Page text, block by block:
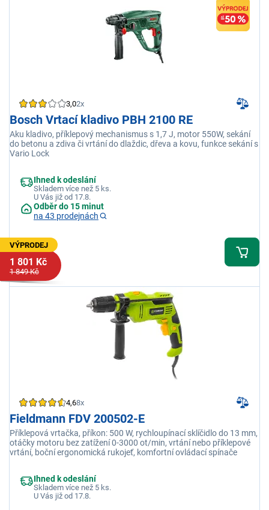
3,02x
Bosch Vrtací kladivo PBH 2100 RE
Aku kladivo, příklepový mechanismus s 1,7 J, motor 550W, sekání
do betonu a zdiva či vrtání do dlaždic, dřeva a kovu, funkce sekání s
Vario Lock
Ihned k odeslání
Skladem více než 5 ks.
U Vás již od 17.8.
Odběr do 15 minut
na 43 prodejnách
VÝPRODEJ
1 801 Kč
1 849 Kč
4,68x
Fieldmann FDV 200502-E
Příklepová vrtačka, příkon: 500 W, rychloupínací sklíčidlo do 13 mm,
otáčky motoru bez zatížení 0-3000 ot/min, vrtání nebo příklepové
vrtání, boční ergonomická rukojeť, komfortní ovládací spínače
Ihned k odeslání
Skladem více než 5 ks.
U Vás již od 17.8.